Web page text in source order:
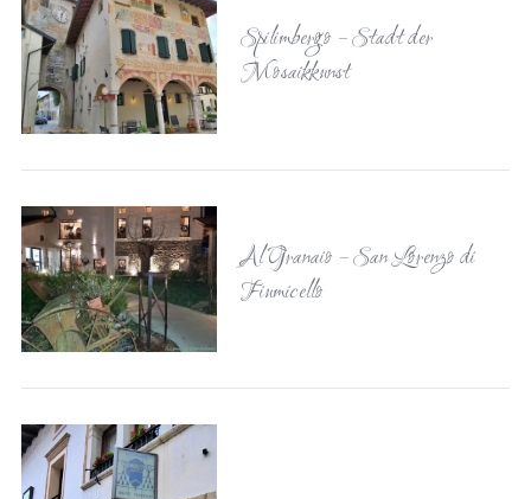
Spilimbergo – Stadt der
Mosaikkunst
Al Granaio – San Lorenzo di
Fiumicello